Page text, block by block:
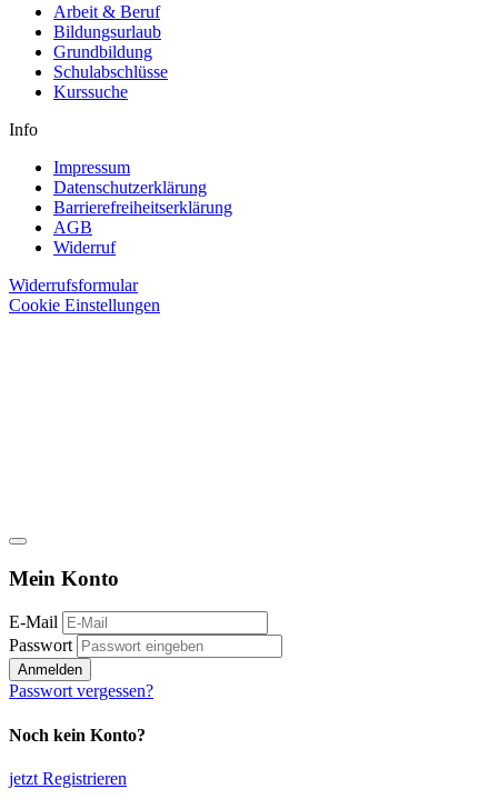
Arbeit & Beruf
Bildungsurlaub
Grundbildung
Schulabschlüsse
Kurssuche
Info
Impressum
Datenschutzerklärung
Barrierefreiheitserklärung
AGB
Widerruf
Widerrufsformular
Cookie Einstellungen
Mein Konto
E-Mail
Passwort
Anmelden
Passwort vergessen?
Noch kein Konto?
jetzt Registrieren